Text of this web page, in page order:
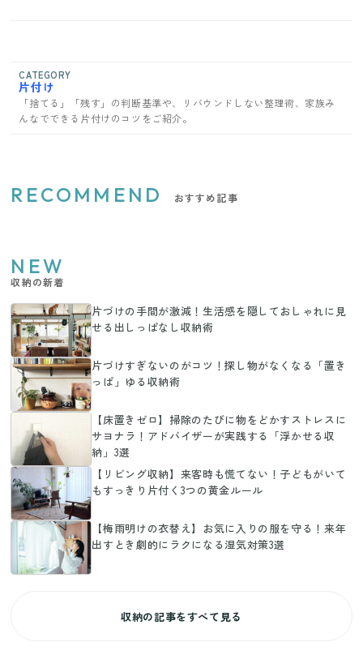
CATEGORY
片付け
「捨てる」「残す」の判断基準や、リバウンドしない整理術、家族み
んなでできる片付けのコツをご紹介。
RECOMMEND おすすめ記事
NEW
収納の新着
片づけの手間が激減！生活感を隠しておしゃれに見
せる出しっぱなし収納術
片づけすぎないのがコツ！探し物がなくなる「置き
っぱ」ゆる収納術
【床置きゼロ】掃除のたびに物をどかすストレスに
サヨナラ！アドバイザーが実践する「浮かせる収
納」3選
【リビング収納】来客時も慌てない！子どもがいて
もすっきり片付く3つの黄金ルール
【梅雨明けの衣替え】お気に入りの服を守る！来年
出すとき劇的にラクになる湿気対策3選
収納の記事をすべて見る